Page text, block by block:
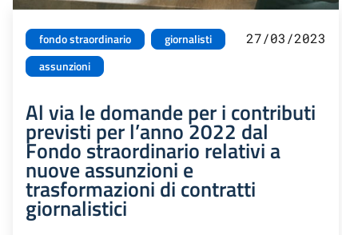
fondo straordinario
giornalisti
assunzioni
27/03/2023
Al via le domande per i contributi
previsti per l’anno 2022 dal
Fondo straordinario relativi a
nuove assunzioni e
trasformazioni di contratti
giornalistici